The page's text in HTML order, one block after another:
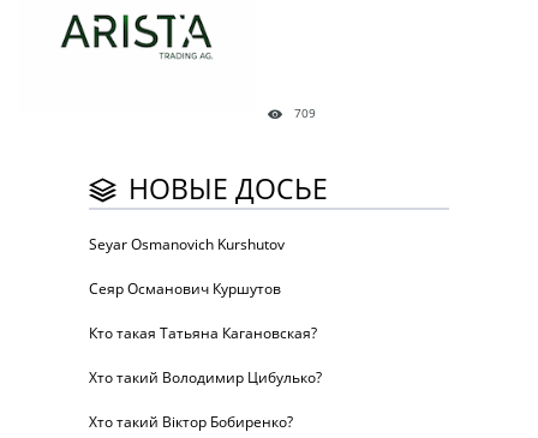
709
НОВЫЕ ДОСЬЕ
Seyar Osmanovich Kurshutov
Сеяр Османович Куршутов
Кто такая Татьяна Кагановская?
Хто такий Володимир Цибулько?
Хто такий Віктор Бобиренко?